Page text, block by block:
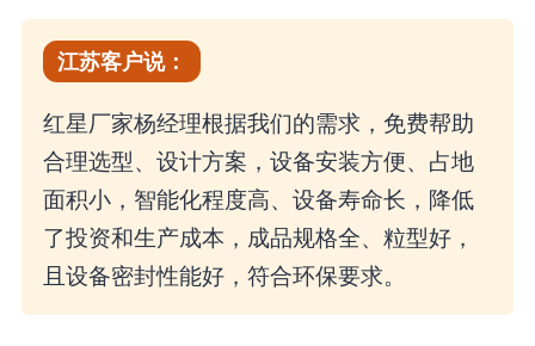
江苏客户说：
红星厂家杨经理根据我们的需求，免费帮助
合理选型、设计方案，设备安装方便、占地
面积小，智能化程度高、设备寿命长，降低
了投资和生产成本，成品规格全、粒型好，
且设备密封性能好，符合环保要求。